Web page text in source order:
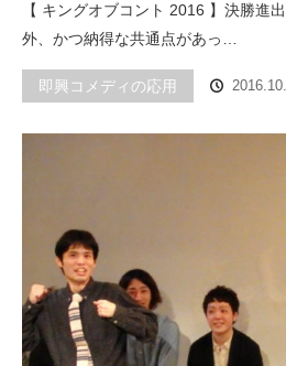
【 キングオブコント 2016 】決勝進
外、かつ納得な共通点があっ…
即興コメディの応用